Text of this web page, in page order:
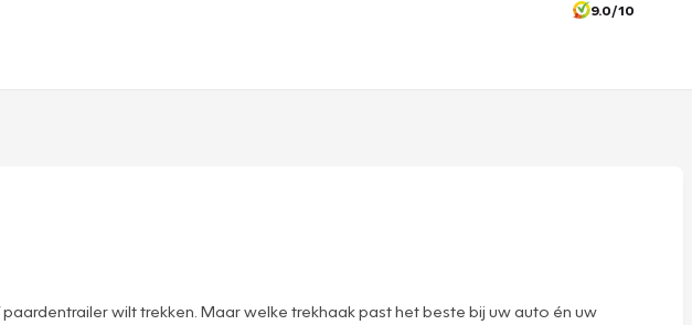
9.0/10
wilt trekken. Maar welke trekhaak past het beste bij uw auto én uw